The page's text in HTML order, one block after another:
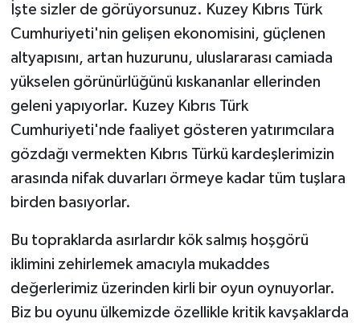
İşte sizler de görüyorsunuz. Kuzey Kıbrıs Türk
Cumhuriyeti'nin gelişen ekonomisini, güçlenen
altyapısını, artan huzurunu, uluslararası camiada
yükselen görünürlüğünü kıskananlar ellerinden
geleni yapıyorlar. Kuzey Kıbrıs Türk
Cumhuriyeti'nde faaliyet gösteren yatırımcılara
gözdağı vermekten Kıbrıs Türkü kardeşlerimizin
arasında nifak duvarları örmeye kadar tüm tuşlara
birden basıyorlar.
Bu topraklarda asırlardır kök salmış hoşgörü
iklimini zehirlemek amacıyla mukaddes
değerlerimiz üzerinden kirli bir oyun oynuyorlar.
Biz bu oyunu ülkemizde özellikle kritik kavşaklarda